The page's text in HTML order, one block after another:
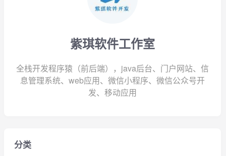
紫琪软件工作室
全栈开发程序猿（前后端），java后台、门户网站、信
息管理系统、web应用、微信小程序、微信公众号开
发、移动应用
分类